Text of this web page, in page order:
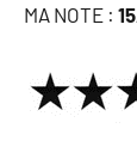
MA NOTE : 15